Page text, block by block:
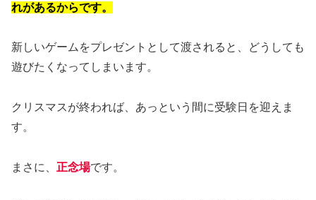
れがあるからです。
新しいゲームをプレゼントとして渡されると、どうしても
遊びたくなってしまいます。
クリスマスが終われば、あっという間に受験日を迎えま
す。
まさに、 正念場です。